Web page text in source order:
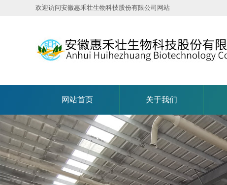
欢迎访问安徽惠禾壮生物科技股份有限公司网站
网站首页 关于我们